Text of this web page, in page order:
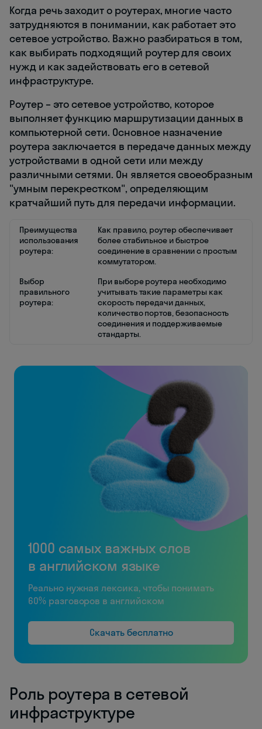
Когда речь заходит о роутерах, многие часто
затрудняются в понимании, как работает это
сетевое устройство. Важно разбираться в том,
как выбирать подходящий роутер для своих
нужд и как задействовать его в сетевой
инфраструктуре.
Роутер – это сетевое устройство, которое
выполняет функцию маршрутизации данных в
компьютерной сети. Основное назначение
роутера заключается в передаче данных между
устройствами в одной сети или между
различными сетями. Он является своеобразным
"умным перекрестком", определяющим
кратчайший путь для передачи информации.
Преимущества
использования
роутера:
Как правило, роутер обеспечивает
более стабильное и быстрое
соединение в сравнении с простым
коммутатором.
Выбор
правильного
роутера:
При выборе роутера необходимо
учитывать такие параметры как
скорость передачи данных,
количество портов, безопасность
соединения и поддерживаемые
стандарты.
1000 самых важных слов
в английском языке
Реально нужная лексика, чтобы понимать
60% разговоров в английском
Скачать бесплатно
Роль роутера в сетевой
инфраструктуре